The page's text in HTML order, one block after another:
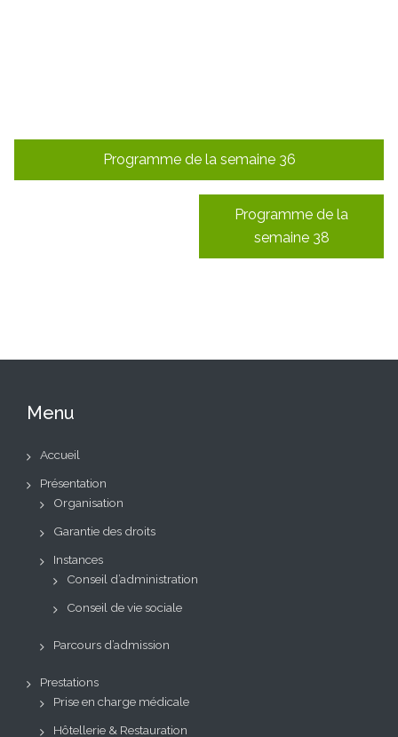
Navigation
de
Programme de la semaine 36
Programme de la
semaine 38
Menu
Accueil
Présentation
Organisation
Garantie des droits
Instances
Conseil d’administration
Conseil de vie sociale
Parcours d’admission
Prestations
Prise en charge médicale
Hôtellerie & Restauration